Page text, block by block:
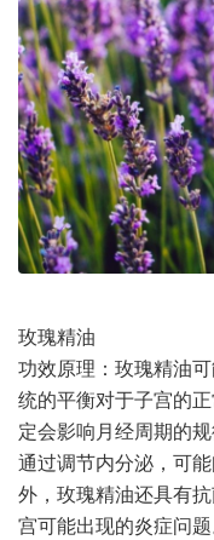
玫瑰精油
功效原理：玫瑰精油
统的平衡对于子宫的
定会影响月经周期的
通过调节内分泌，可
外，玫瑰精油还具有
宫可能出现的炎症问题